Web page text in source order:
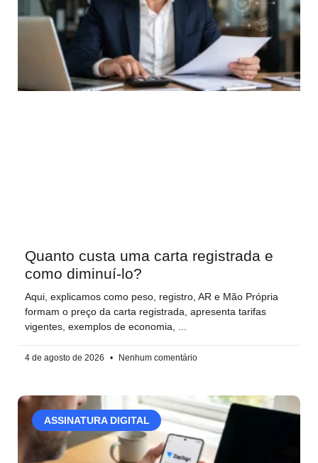
Quanto custa uma carta registrada e
como diminuí-lo?
Aqui, explicamos como peso, registro, AR e Mão Própria
formam o preço da carta registrada, apresenta tarifas
vigentes, exemplos de economia,
4 de agosto de 2026 Nenhum comentário
ASSINATURA DIGITAL